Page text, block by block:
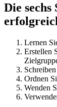
Die
Lernen
Erstellen
Ordnen
Wenden